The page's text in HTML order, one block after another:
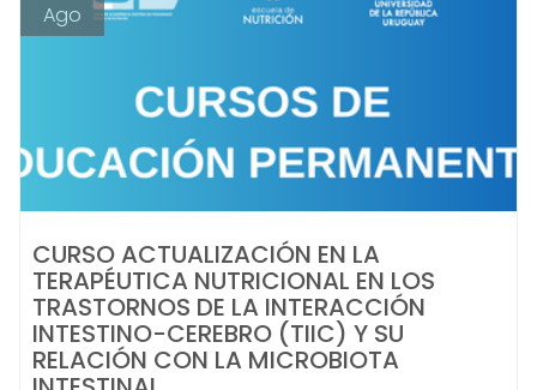
Ago
CURSO ACTUALIZACIÓN EN LA
TERAPÉUTICA NUTRICIONAL EN LOS
TRASTORNOS DE LA INTERACCIÓN
INTESTINO-CEREBRO (TIIC) Y SU
RELACIÓN CON LA MICROBIOTA